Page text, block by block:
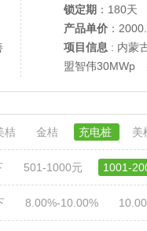
锁定期 ：180天
产品单价 ：
项目信息 : 内蒙
盟智伟30MWp
桔 金桔 充电桩 美
501-1000元 1001-
8.00%-10.00%